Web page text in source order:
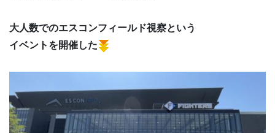
大人数でのエスコンフィールド視察という
イベントを開催した